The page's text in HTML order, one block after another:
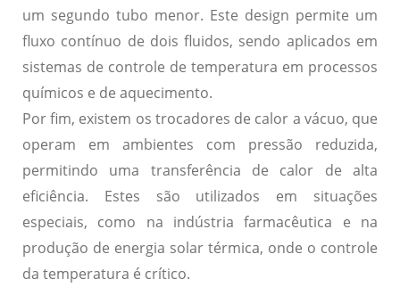
um segundo tubo menor. Este design permite um
fluxo contínuo de dois fluidos, sendo aplicados em
sistemas de controle de temperatura em processos
químicos e de aquecimento.
Por fim, existem os trocadores de calor a vácuo, que
operam em ambientes com pressão reduzida,
permitindo uma transferência de calor de alta
eficiência. Estes são utilizados em situações
especiais, como na indústria farmacêutica e na
produção de energia solar térmica, onde o controle
da temperatura é crítico.